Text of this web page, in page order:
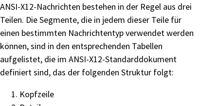
ANSI-X12-Nachrichten bestehen in der Regel aus drei
Teilen. Die Segmente, die in jedem dieser Teile für
einen bestimmten Nachrichtentyp verwendet werden
können, sind in den entsprechenden Tabellen
aufgelistet, die im ANSI-X12-Standarddokument
definiert sind, das der folgenden Struktur folgt:
Kopfzeile